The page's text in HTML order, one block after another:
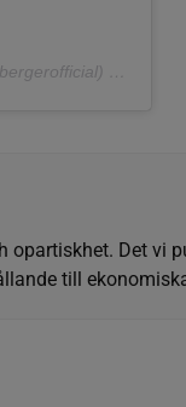
Det vi
till